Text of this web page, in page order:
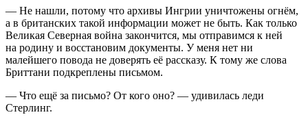
— Не нашли, потому что архивы Ингрии уничтожены огнём,
а в британских такой информации может не быть. Как только
Великая Северная война закончится, мы отправимся к ней
на родину и восстановим документы. У меня нет ни
малейшего повода не доверять её рассказу. К тому же слова
Бриттани подкреплены письмом.
— Что ещё за письмо? От кого оно? — удивилась леди
Стерлинг.